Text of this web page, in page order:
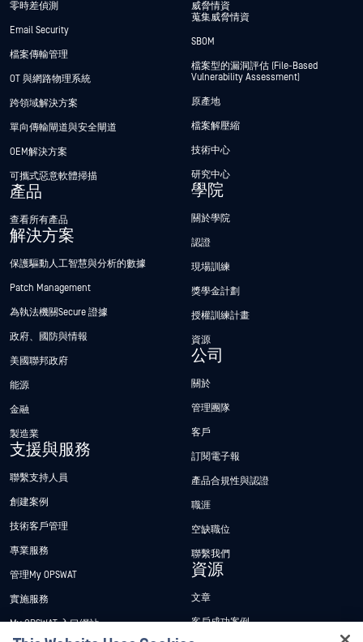
零時差偵測
Email Security
檔案傳輸管理
OT 與網路物理系統
跨領域解決方案
單向傳輸閘道與安全閘道
OEM解決方案
可攜式惡意軟體掃描
產品
查看所有產品
解決方案
保護驅動人工智慧與分析的數據
Patch Management
為執法機關Secure 證據
政府、國防與情報
美國聯邦政府
能源
金融
製造業
支援與服務
聯繫支持人員
創建案例
技術客戶管理
專業服務
管理My OPSWAT
實施服務
My OPSWAT 入口網站
威脅情資
蒐集威脅情資
SBOM
檔案型的漏洞評估 (File-Based
Vulnerability Assessment)
原產地
檔案解壓縮
技術中心
研究中心
學院
關於學院
認證
現場訓練
獎學金計劃
授權訓練計畫
資源
公司
關於
管理團隊
客戶
訂閱電子報
產品合規性與認證
職涯
空缺職位
聯繫我們
資源
文章
客戶成功案例